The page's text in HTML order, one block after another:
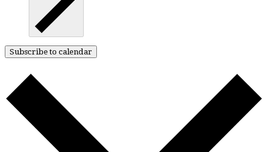
Subscribe to calendar